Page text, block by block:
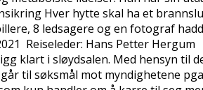
Hver hytte skal ha et
8 ledsagere og en fotograf
Reiseleder: Hans Petter
klart i sløydsalen. Med hensyn
til søksmål mot myndighetene